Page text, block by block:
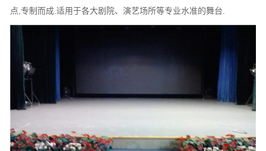
点,专制而成.适用于各大剧院、演艺场所等专业水准的舞台.